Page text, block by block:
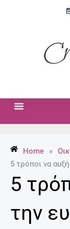
Home »
5 τρόποι να
5
την